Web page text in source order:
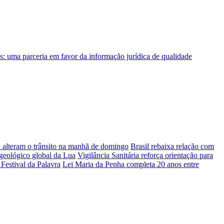
o trânsito na manhã de domingo Brasil rebaixa relação com
global da Lua Vigilância Sanitária reforça orientação para
da Palavra Lei Maria da Penha completa 20 anos entre